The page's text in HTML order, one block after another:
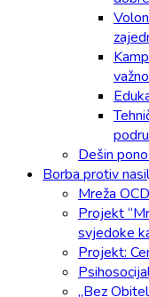
Dešin
Borba protiv
Mreža
Projekt
svjedoke
Projekt:
„Bez